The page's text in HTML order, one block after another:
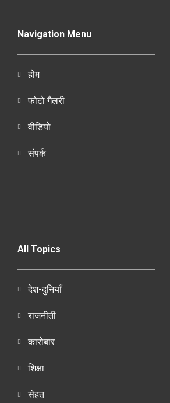
Navigation Menu
होम
फोटो गैलरी
वीडियो
संपर्क
All Topics
देश-दुनियाँ
राजनीती
कारोबार
शिक्षा
सेहत